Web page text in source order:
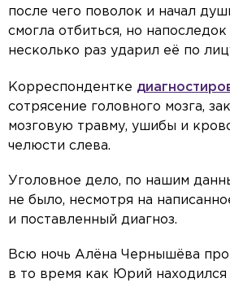
после чего поволок и начал
смогла отбиться, но
несколько раз ударил её по
Корреспондентке
сотрясение головного мозга,
мозговую травму, ушибы и
челюсти слева.
Уголовное дело, по нашим
не было, несмотря на
и поставленный диагноз.
Всю ночь Алёна Чернышёва
в то время как Юрий находился